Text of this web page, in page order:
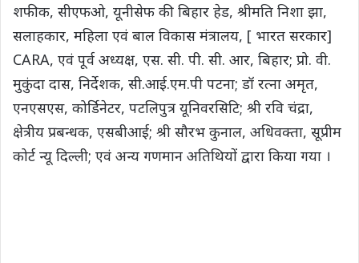
शफीक, सीएफओ, यूनीसेफ की बिहार हेड, श्रीमति निशा झा,
सलाहकार, महिला एवं बाल विकास मंत्रालय, [ भारत सरकार]
CARA, एवं पूर्व अध्यक्ष, एस. सी. पी. सी. आर, बिहार; प्रो. वी.
मुकुंदा दास, निर्देशक, सी.आई.एम.पी पटना; डॉ रत्ना अमृत,
एनएसएस, कोर्डिनेटर, पटलिपुत्र यूनिवरसिटि; श्री रवि चंद्रा,
क्षेत्रीय प्रबन्धक, एसबीआई; श्री सौरभ कुनाल, अधिवक्ता, सूप्रीम
कोर्ट न्यू दिल्ली; एवं अन्य गणमान अतिथियों द्वारा किया गया ।